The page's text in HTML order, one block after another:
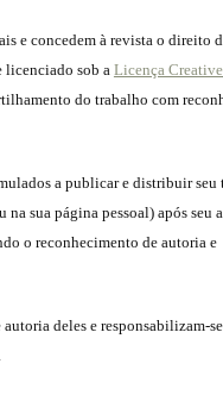
e concedem à revista o direito
licenciado sob a Licença Creative
do trabalho com
a publicar e distribuir seu
sua página pessoal) após seu
o reconhecimento de autoria e
deles e responsabilizam-